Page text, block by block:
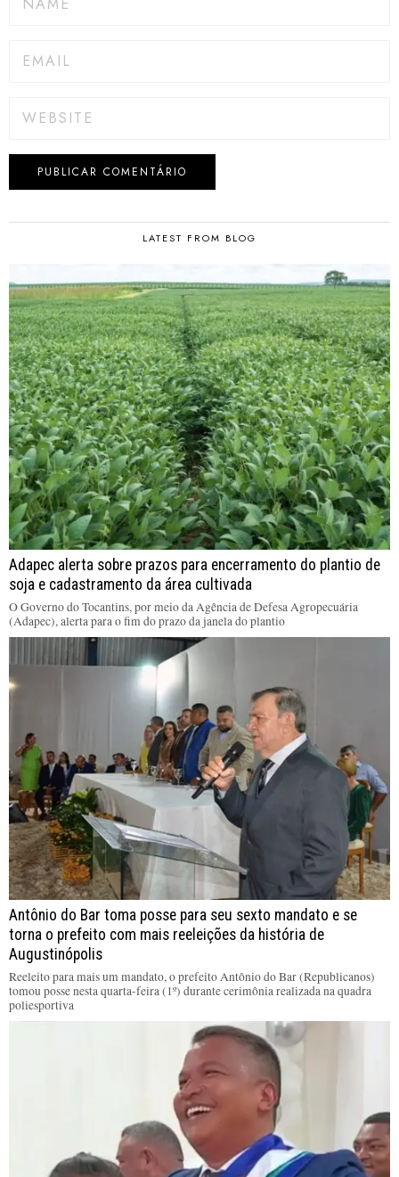
LATEST FROM BLOG
Adapec alerta sobre prazos para encerramento do plantio de
soja e cadastramento da área cultivada
O Governo do Tocantins, por meio da Agência de Defesa Agropecuária
(Adapec), alerta para o fim do prazo da janela do plantio
Antônio do Bar toma posse para seu sexto mandato e se
torna o prefeito com mais reeleições da história de
Augustinópolis
Reeleito para mais um mandato, o prefeito Antônio do Bar (Republicanos)
tomou posse nesta quarta-feira (1º) durante cerimônia realizada na quadra
poliesportiva